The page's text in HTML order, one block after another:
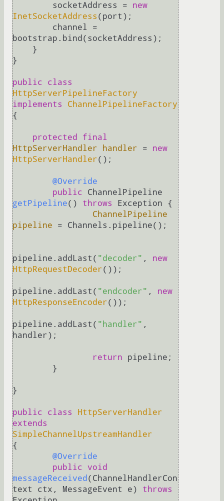
        socketAddress =
new
InetSocketAddress (port);
bootstrap.bind(socketAddress);
}
public
class
HttpServerPipelineFactory
implements
ChannelPipelineFactory
{
protected
final
HttpServerHandler
handler =
new
HttpServerHandler();
@Override
public
getPipeline() throws
Exception {
ChannelPipeline
pipeline
= Channels.pipeline();
pipeline.addLast( "decoder" , new
HttpRequestDecoder());
pipeline.addLast( "endcoder" , new
HttpResponseEncoder());
pipeline.addLast( "handler" ,
handler);
return pipeline;
}
public class
HttpServerHandler
extends
SimpleChannelUpstreamHandler
{
@Override
public
void
messageReceived (ChannelHandlerCon
text ctx, MessageEvent e)
throws